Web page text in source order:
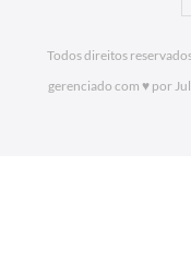
Todos direitos
gerenciado com ♥ por